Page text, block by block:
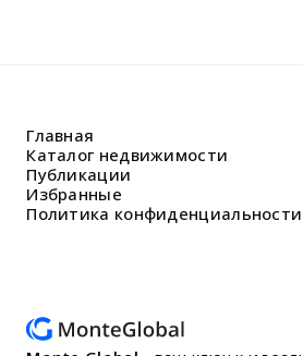
Главная
Каталог недвижимости
Публикации
Избранные
Политика конфиденциальности